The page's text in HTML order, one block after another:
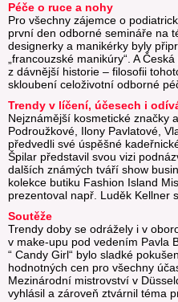
Péče o ruce a nohy
Pro všechny zájemce o
první den odborné semináře na
designerky a manikérky byly
„francouzské manikúry“. A
z dávnější historie – filosofii
skloubení celoživotní odborné
Trendy v líčení, účesech i
Nejznámější kosmetické značky
Podroužkové, Ilony Pavlatové,
předvedli své úspěšné
Špilar představil svou vizi
dalších známých tváří show
kolekce butiku Fashion Island
prezentoval např. Luděk Kellner
Soutěže
Trendy doby se odrážely i v
v make-upu pod vedením Pavla
“ Candy Girl“ bylo sladké
hodnotných cen pro všechny
Mezinárodní mistrovství v
vyhlásil a zároveň ztvárnil téma